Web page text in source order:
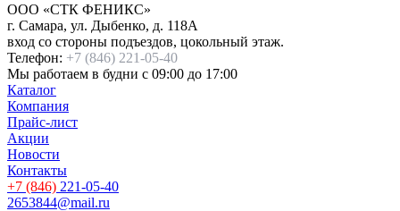
ООО «СТК ФЕНИКС»
г. Самара, ул. Дыбенко, д. 118А
вход со стороны подъездов, цокольный этаж.
Телефон: +7 (846) 221-05-40
Мы работаем в будни с 09:00 до 17:00
Каталог
Компания
Прайс-лист
Акции
Новости
Контакты
+7 (846) 221-05-40
2653844@mail.ru